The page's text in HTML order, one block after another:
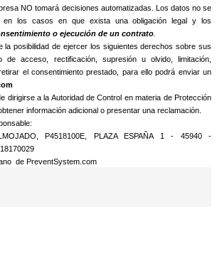
por el interesado, o durante 1 año a partir de la
o durante el tiempo necesario para cumplir con las
NO tomará decisiones automatizadas. Los datos no se
los casos en que exista una obligación legal y los
o ejecución de un contrato .
la posibilidad de ejercer los siguientes derechos sobre sus
de acceso, rectificación, supresión u olvido, limitación,
el consentimiento prestado, para ello podrá enviar un
dirigirse a la Autoridad de Control en materia de Protección
información adicional o presentar una reclamación.
P4518100E, PLAZA ESPAÑA 1 - 45940 -